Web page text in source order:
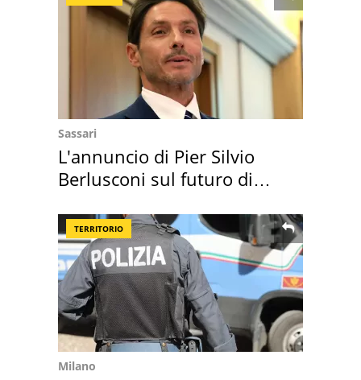
Sassari
L'annuncio di Pier Silvio
Berlusconi sul futuro di
TERRITORIO
Milano